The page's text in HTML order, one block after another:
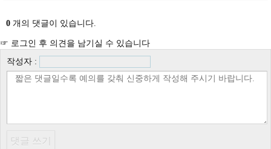
0 개의 댓글이 있습니다.
☞ 로그인 후 의견을 남기실 수 있습니다
작성자 :